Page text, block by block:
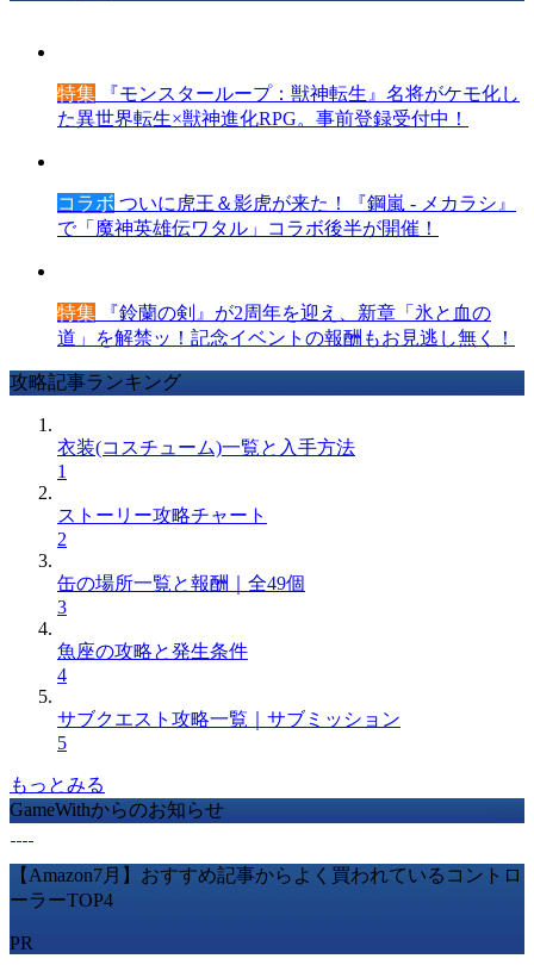
特集 『モンスターループ：獣神転生』名将がケモ化し
た異世界転生×獣神進化RPG。事前登録受付中！
コラボ ついに虎王＆影虎が来た！『鋼嵐 - メカラシ』
で「魔神英雄伝ワタル」コラボ後半が開催！
特集 『鈴蘭の剣』が2周年を迎え、新章「氷と血の
道」を解禁ッ！記念イベントの報酬もお見逃し無く！
攻略記事ランキング
衣装(コスチューム)一覧と入手方法
1
ストーリー攻略チャート
2
缶の場所一覧と報酬｜全49個
3
魚座の攻略と発生条件
4
サブクエスト攻略一覧｜サブミッション
5
もっとみる
GameWithからのお知らせ
【Amazon7月】おすすめ記事からよく買われているコントロ
ーラーTOP4
PR